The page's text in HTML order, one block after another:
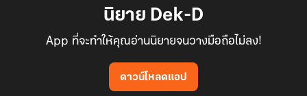
นิยาย Dek-D
App ที่จะทำให้คุณอ่านนิยายจนวางมือถือไม่ลง!
ดาวน์โหลดแอป